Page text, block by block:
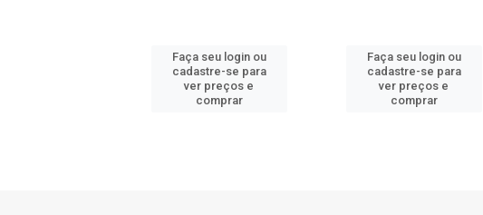
Faça seu login ou
cadastre-se para
ver preços e
comprar
Faça seu login ou
cadastre-se para
ver preços e
comprar